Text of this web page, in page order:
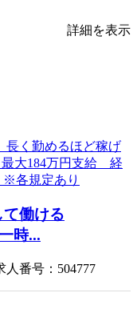
詳細を表示
て働ける
時...
番号：504777